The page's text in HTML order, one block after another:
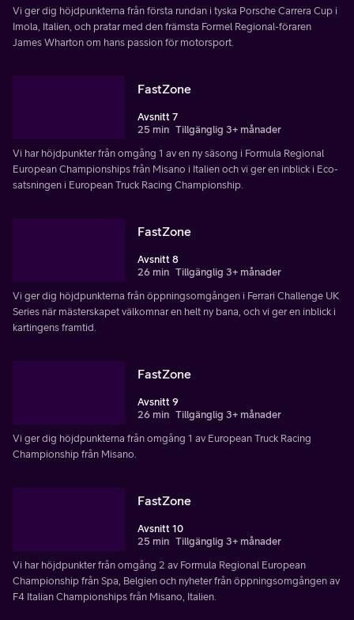
Vi ger dig höjdpunkterna från första rundan i tyska Porsche Carrera Cup i
Imola, Italien, och pratar med den främsta Formel Regional-föraren
James Wharton om hans passion för motorsport.
FastZone
Avsnitt 7
25 min Tillgänglig 3+ månader
Vi har höjdpunkter från omgång 1 av en ny säsong i Formula Regional
European Championships från Misano i Italien och vi ger en inblick i Eco-
satsningen i European Truck Racing Championship.
FastZone
Avsnitt 8
26 min Tillgänglig 3+ månader
Vi ger dig höjdpunkterna från öppningsomgången i Ferrari Challenge UK
Series när mästerskapet välkomnar en helt ny bana, och vi ger en inblick i
kartingens framtid.
FastZone
Avsnitt 9
26 min Tillgänglig 3+ månader
Vi ger dig höjdpunkterna från omgång 1 av European Truck Racing
Championship från Misano.
FastZone
Avsnitt 10
25 min Tillgänglig 3+ månader
Vi har höjdpunkter från omgång 2 av Formula Regional European
Championship från Spa, Belgien och nyheter från öppningsomgången av
F4 Italian Championships från Misano, Italien.